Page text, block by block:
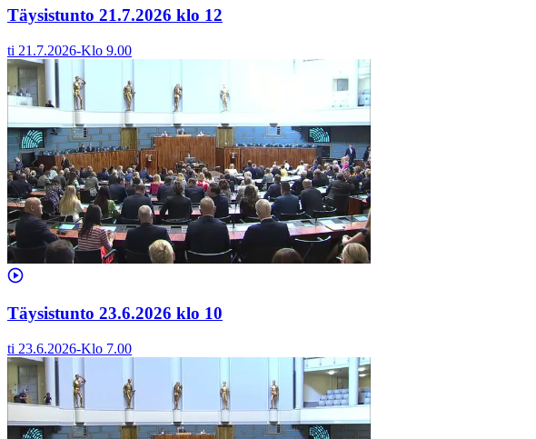
Täysistunto 21.7.2026 klo 12
ti 21.7.2026-Klo 9.00
Täysistunto 23.6.2026 klo 10
ti 23.6.2026-Klo 7.00